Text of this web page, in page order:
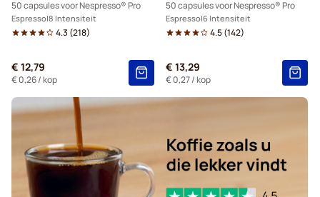
50 capsules voor Nespresso® Pro
Espresso 8 Intensiteit
4.3 (218)
€ 12,79
€ 0,26/ kop
50 capsules voor Nespresso® Pro
Espresso 6 Intensiteit
4.5(142)
€ 13,29
€ 0,27/ kop